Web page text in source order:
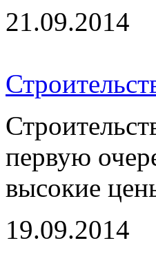
21.09.2014
первую
высокие
19.09.2014